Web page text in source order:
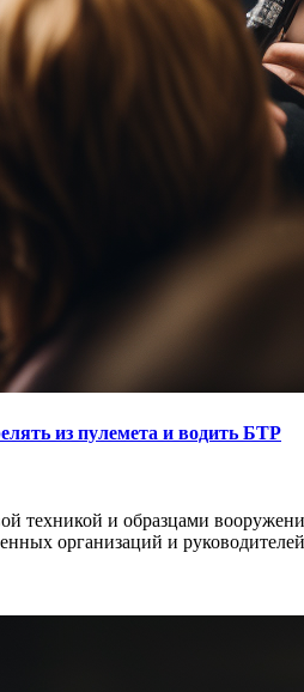
из пулемета и водить БТР
техникой и образцами
организаций и